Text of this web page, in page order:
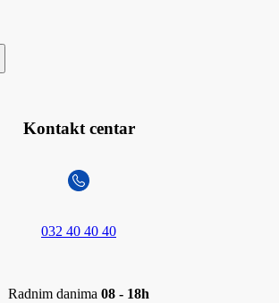
Kontakt centar
032 40 40 40
Radnim danima 08 - 18h